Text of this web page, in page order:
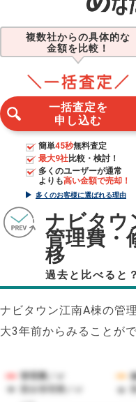
複数社からの具体的な
金額を比較！
一括査定を
申し込む
簡単45秒無料査定
最大9社比較・検討！
多くのユーザーが通常
よりも高い金額で売却！
多くのお客様に選ばれる理由
ナビタウ
管理費・
移
過去と比べると？
ナビタウン江南A棟の管
大3年前からみることがで
管理費／㎡
競合管理費／㎡